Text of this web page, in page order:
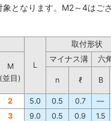
となります。M2～4はご
L
取付形状
M
(並目)
マイナス溝 六
n ℓ B
2 5.0 0.5 0.7
―
3
9.0 0.5 0.9
1.5